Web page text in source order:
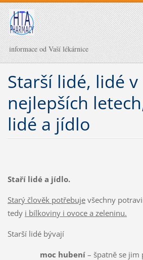
informace od Vaší lékárnice
Starší lidé, lidé v
nejlepších
lidé a jídlo
Staří lidé a jídlo.
Starý člověk potřebujevšechny
tedy i bílkovinyi ovoce a zeleninu.
Starší lidé bývají
moc hubení – špatně se